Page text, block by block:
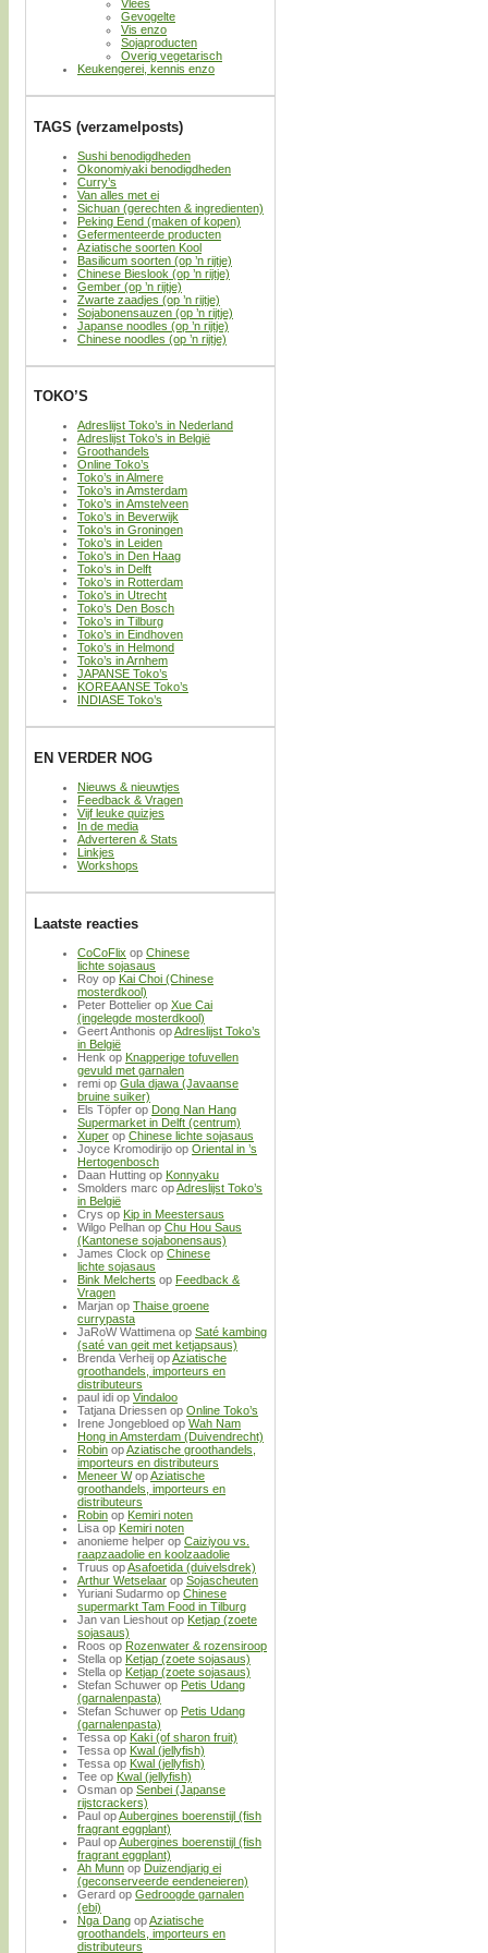
Vlees
Gevogelte
Vis enzo
Sojaproducten
Overig vegetarisch
Keukengerei, kennis enzo
TAGS (verzamelposts)
Sushi benodigdheden
Okonomiyaki benodigdheden
Curry’s
Van alles met ei
Sichuan (gerechten & ingredienten)
Peking Eend (maken of kopen)
Gefermenteerde producten
Aziatische soorten Kool
Basilicum soorten (op ’n rijtje)
Chinese Bieslook (op ’n rijtje)
Gember (op ’n rijtje)
Zwarte zaadjes (op ’n rijtje)
Sojabonensauzen (op ’n rijtje)
Japanse noodles (op ’n rijtje)
Chinese noodles (op ’n rijtje)
TOKO’S
Adreslijst Toko’s in Nederland
Adreslijst Toko’s in België
Groothandels
Online Toko’s
Toko’s in Almere
Toko’s in Amsterdam
Toko’s in Amstelveen
Toko’s in Beverwijk
Toko’s in Groningen
Toko’s in Leiden
Toko’s in Den Haag
Toko’s in Delft
Toko’s in Rotterdam
Toko’s in Utrecht
Toko’s Den Bosch
Toko’s in Tilburg
Toko’s in Eindhoven
Toko’s in Helmond
Toko’s in Arnhem
JAPANSE Toko’s
KOREAANSE Toko’s
INDIASE Toko’s
EN VERDER NOG
Nieuws & nieuwtjes
Feedback & Vragen
Vijf leuke quizjes
In de media
Adverteren & Stats
Linkjes
Workshops
Laatste reacties
CoCoFlix op Chinese
lichte sojasaus
Roy op Kai Choi (Chinese
mosterdkool)
Peter Bottelier op Xue Cai
(ingelegde mosterdkool)
Geert Anthonis opAdreslijst Toko’s
in België
Henk op Knapperige tofuvellen
gevuld met garnalen
remi op Gula djawa (Javaanse
bruine suiker)
Els Töpfer op Dong Nan Hang
Supermarket in Delft (centrum)
Xuper op Chinese lichte sojasaus
Joyce Kromodirijo op Oriental in ’s
Hertogenbosch
Daan Hutting op Konnyaku
Smolders marc opAdreslijst Toko’s
in België
Crys op Kip in Meestersaus
Wilgo Pelhan op Chu Hou Saus
(Kantonese sojabonensaus)
James Clock op Chinese
lichte sojasaus
Bink Melcherts op Feedback &
Vragen
Marjan op Thaise groene
currypasta
JaRoW Wattimena op Saté kambing
(saté van geit met ketjapsaus)
Brenda Verheij opAziatische
groothandels, importeurs en
distributeurs
paul idi op Vindaloo
Tatjana Driessen op Online Toko’s
Irene Jongebloed op Wah Nam
Hong in Amsterdam (Duivendrecht)
Robin opAziatische groothandels,
importeurs en distributeurs
Meneer WopAziatische
groothandels, importeurs en
distributeurs
Robin op Kemiri noten
Lisa op Kemiri noten
anonieme helper op Caiziyou vs.
raapzaadolie en koolzaadolie
Truus opAsafoetida (duivelsdrek)
Arthur Wetselaar op Sojascheuten
Yuriani Sudarmo op Chinese
supermarkt Tam Food in Tilburg
Jan van Lieshout op Ketjap (zoete
sojasaus)
Roos op Rozenwater & rozensiroop
Stella op Ketjap (zoete sojasaus)
Stella op Ketjap (zoete sojasaus)
Stefan Schuwer op Petis Udang
(garnalenpasta)
Stefan Schuwer op Petis Udang
(garnalenpasta)
Tessa op Kaki (of sharon fruit)
Tessa op Kwal (jellyfish)
Tessa op Kwal (jellyfish)
Tee op Kwal (jellyfish)
Osman op Senbei (Japanse
rijstcrackers)
Paul opAubergines boerenstijl (fish
fragrant eggplant)
Paul opAubergines boerenstijl (fish
fragrant eggplant)
Ah Munn op Duizendjarig ei
(geconserveerde eendeneieren)
Gerard op Gedroogde garnalen
(ebi)
Nga Dang opAziatische
groothandels, importeurs en
distributeurs